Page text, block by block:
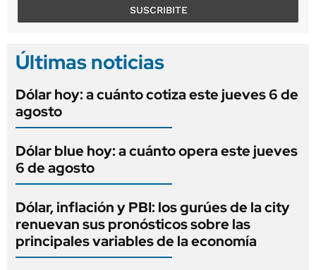
SUSCRIBITE
Últimas noticias
Dólar hoy: a cuánto cotiza este jueves 6 de
agosto
Dólar blue hoy: a cuánto opera este jueves
6 de agosto
Dólar, inflación y PBI: los gurúes de la city
renuevan sus pronósticos sobre las
principales variables de la economía